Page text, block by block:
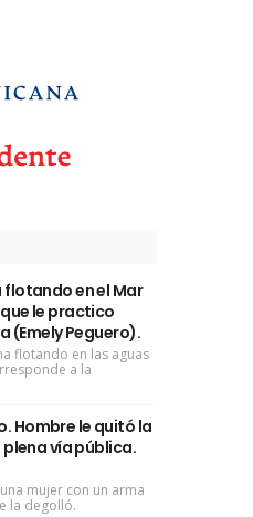
en el Mar
le practico
(Emely Peguero).
flotando en las aguas
a la
Hombre le quitó la
plena vía pública.
mujer con un arma
la degolló.